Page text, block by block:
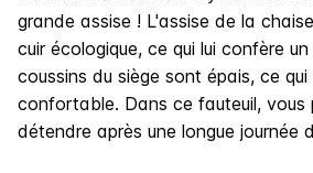
grande assise ! L'assise de la
cuir écologique, ce qui lui confère
coussins du siège sont épais, ce
confortable. Dans ce fauteuil, vous
détendre après une longue journée